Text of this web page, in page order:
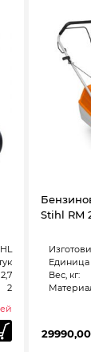
2,7
2
Stihl RM
Вес, кг:
29990,00